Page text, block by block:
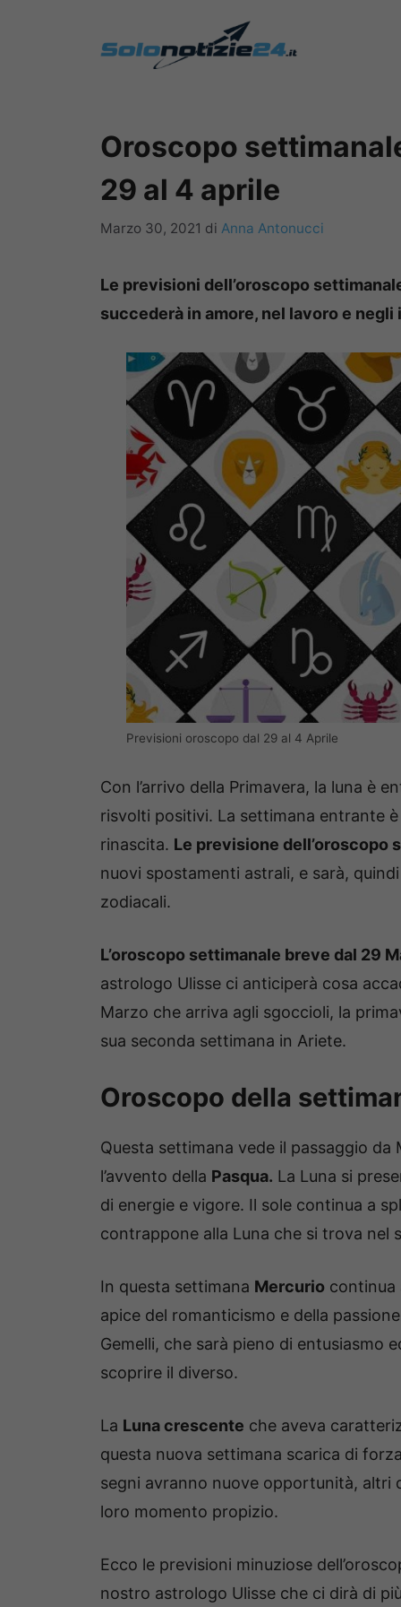
Oroscopo
29 al 4 aprile
Marzo 30, 2021 di Anna Antonucci
Le previsioni dell’oroscopo
succederà in amore, nel lavoro e
Previsioni oroscopo dal 29 al 4 Aprile
Con l’arrivo della Primavera, la luna è
risvolti positivi. La settimana entrante è
rinascita. Le previsione dell’oroscopo
nuovi spostamenti astrali, e sarà,
zodiacali.
L’oroscopo settimanale breve dal 29
astrologo Ulisse ci anticiperà cosa
Marzo che arriva agli sgoccioli, la
sua seconda settimana in Ariete.
Oroscopo della
Questa settimana vede il passaggio
l’avvento della Pasqua. La Luna si
di energie e vigore. Il sole continua a
contrappone alla Luna che si trova nel
In questa settimana Mercurio continua
apice del romanticismo e della
Gemelli, che sarà pieno di entusiasmo
scoprire il diverso.
La Luna crescente che aveva
questa nuova settimana scarica di
segni avranno nuove opportunità, altri
loro momento propizio.
Ecco le previsioni minuziose
nostro astrologo Ulisse che ci dirà di